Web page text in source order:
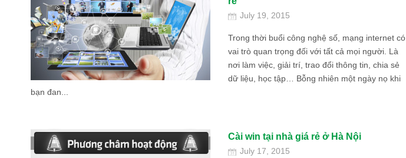
July 19, 2015
Trong thời buổi công nghệ số, mạng internet có
vai trò quan trọng đối với tất cả mọi người. Là
nơi làm việc, giải trí, trao đổi thông tin, chia sẻ
dữ liệu, học tập… Bỗng nhiên một ngày nọ khi
bạn đan...
Cài win tại nhà giá rẻ ở Hà Nội
July 17, 2015